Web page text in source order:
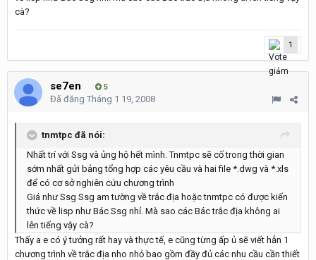
cà?
1
se7en 5
Đã đăng Tháng 1 19, 2008
tnmtpc đã nói:
Nhất trí với Ssg và ủng hộ hết mình. Tnmtpc sẽ cố trong thời gian
sớm nhất gửi bảng tổng hợp các yêu cầu và hai file *.dwg và *.xls
để có cơ sở nghiên cứu chương trình
Giá như Ssg Ssg am tường về trắc địa hoặc tnmtpc có được kiến
thức về lisp như Bác Ssg nhỉ. Mà sao các Bác trắc địa không ai
lên tiếng vậy cà?
Thấy a e có ý tưởng rất hay và thực tế, e cũng từng ấp ủ sẽ viết hẳn 1
chương trình về trắc địa nho nhỏ bao gồm đầy đủ các nhu cầu cần thiết